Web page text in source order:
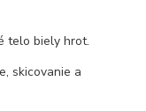
telo biely hrot.
skicovanie a